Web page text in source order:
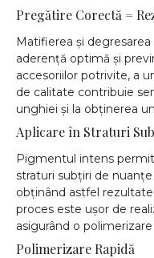
Pregătire Corectă =
Matifierea și
aderență optimă și
accesoriilor potrivite, a
de calitate contribuie
unghiei și la obținerea
Aplicare în Straturi
Pigmentul intens
straturi subțiri de
obținând astfel
proces este ușor de
asigurând o
Polimerizare Rapidă